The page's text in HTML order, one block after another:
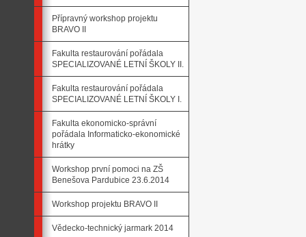
Přípravný workshop projektu
BRAVO II
Fakulta restaurování pořádala
SPECIALIZOVANÉ LETNÍ ŠKOLY II.
Fakulta restaurování pořádala
SPECIALIZOVANÉ LETNÍ ŠKOLY I.
Fakulta ekonomicko-správní
pořádala Informaticko-ekonomické
hrátky
Workshop první pomoci na ZŠ
Benešova Pardubice 23.6.2014
Workshop projektu BRAVO II
Vědecko-technický jarmark 2014